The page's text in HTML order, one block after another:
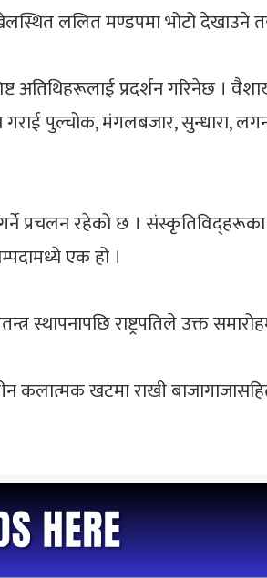
ललित मण्डपमा भोटो देखाउने
अतिथिहरूलाई प्रदर्शन गरिनेछ ।
गराई पुल्चोक, मंगलबजार, सुन्धारा,
गर्ने प्रचलन रहेको छ ।
एक हो ।
स्थापनापछि राष्ट्रपतिले उक्त
कलात्मक खटमा राखी